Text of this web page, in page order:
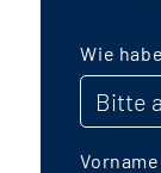
Wie